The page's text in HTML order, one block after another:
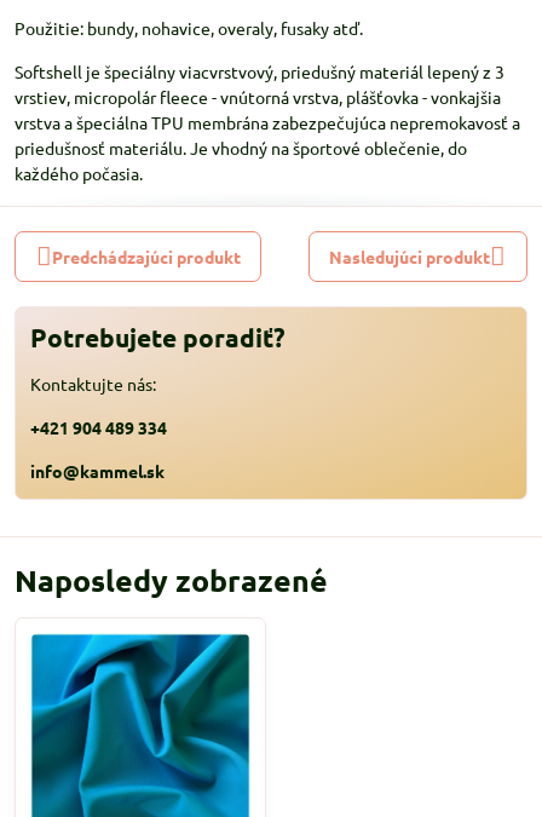
Použitie: bundy, nohavice, overaly, fusaky atď.
Softshell je špeciálny viacvrstvový, priedušný materiál lepený z 3
vrstiev, micropolár fleece - vnútorná vrstva, plášťovka - vonkajšia
vrstva a špeciálna TPU membrána zabezpečujúca nepremokavosť a
priedušnosť materiálu. Je vhodný na športové oblečenie, do
každého počasia.
Predchádzajúci produkt Nasledujúci produkt
Potrebujete poradiť?
Kontaktujte nás:
+421 904 489 334
info@kammel.sk
Naposledy zobrazené